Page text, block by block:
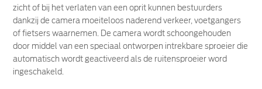
zicht of bij het verlaten van een oprit kunnen bestuurders
dankzij de camera moeiteloos naderend verkeer, voetgangers
of fietsers waarnemen. De camera wordt schoongehouden
door middel van een speciaal ontworpen intrekbare sproeier die
automatisch wordt geactiveerd als de ruitensproeier word
ingeschakeld.